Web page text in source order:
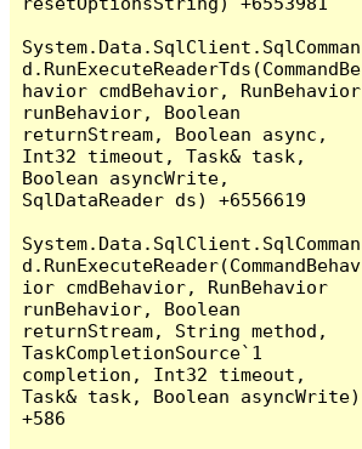
System.Data.SqlClient.SqlComman
d.RunExecuteReaderTds(CommandBe
havior cmdBehavior, RunBehavior
runBehavior, Boolean
returnStream, Boolean async,
Int32 timeout, Task& task,
Boolean asyncWrite,
SqlDataReader ds) +6556619
System.Data.SqlClient.SqlComman
d.RunExecuteReader(CommandBehav
ior cmdBehavior, RunBehavior
runBehavior, Boolean
returnStream, String method,
TaskCompletionSource`1
completion, Int32 timeout,
Task& task, Boolean asyncWrite)
+586